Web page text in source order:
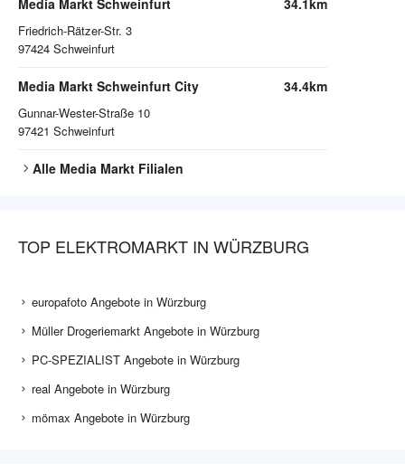
Media Markt Schweinfurt
Friedrich-Rätzer-Str. 3
97424 Schweinfurt
34.1km
Media Markt Schweinfurt City
Gunnar-Wester-Straße 10
97421 Schweinfurt
34.4km
Alle Media Markt Filialen
TOP ELEKTROMARKT IN WÜRZBURG
europafoto Angebote in Würzburg
Müller Drogeriemarkt Angebote in Würzburg
PC-SPEZIALIST Angebote in Würzburg
real Angebote in Würzburg
mömax Angebote in Würzburg